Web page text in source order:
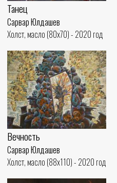
Танец
Сарвар Юлдашев
Холст, масло (80x70) - 2020 год
Вечность
Сарвар Юлдашев
Холст, масло (88x110) - 2020 год